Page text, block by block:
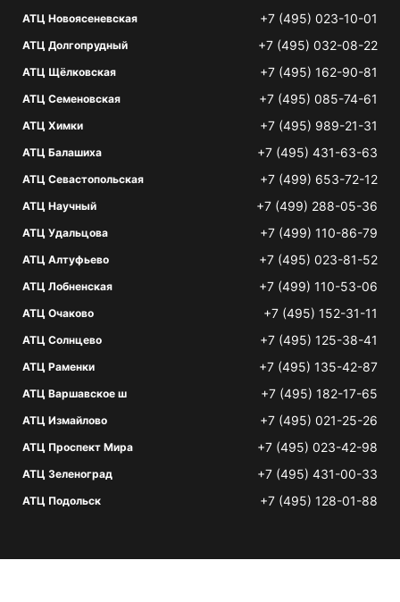
АТЦ Новоясеневская +7 (495) 023-10-01
АТЦ Долгопрудный +7 (495) 032-08-22
АТЦ Щёлковская +7 (495) 162-90-81
АТЦ Семеновская +7 (495) 085-74-61
АТЦ Химки +7 (495) 989-21-31
АТЦ Балашиха +7 (495) 431-63-63
АТЦ Севастопольская +7 (499) 653-72-12
АТЦ Научный +7 (499) 288-05-36
АТЦ Удальцова +7 (499) 110-86-79
АТЦ Алтуфьево +7 (495) 023-81-52
АТЦ Лобненская +7 (499) 110-53-06
АТЦ Очаково +7 (495) 152-31-11
АТЦ Солнцево +7 (495) 125-38-41
АТЦ Раменки +7 (495) 135-42-87
АТЦ Варшавское ш +7 (495) 182-17-65
АТЦ Измайлово +7 (495) 021-25-26
АТЦ Проспект Мира +7 (495) 023-42-98
АТЦ Зеленоград +7 (495) 431-00-33
АТЦ Подольск +7 (495) 128-01-88